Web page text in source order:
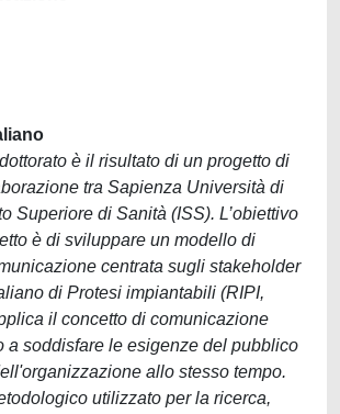
è il risultato di un progetto di
tra Sapienza Università di
Superiore di Sanità (ISS). L’obiettivo
è di sviluppare un modello di
centrata sugli stakeholder
di Protesi impiantabili (RIPI,
il concetto di comunicazione
a soddisfare le esigenze del pubblico
allo stesso tempo.
utilizzato per la ricerca,